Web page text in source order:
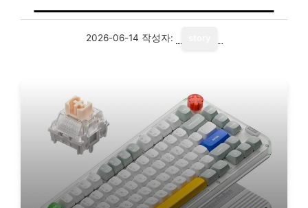
2026-06-14 작성자: